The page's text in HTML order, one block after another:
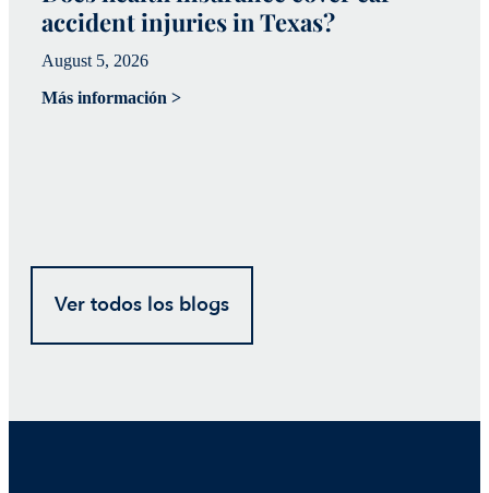
accident injuries in Texas?
August 5, 2026
Más información >
Ver todos los blogs